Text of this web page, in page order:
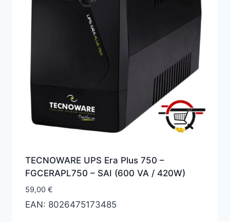
TECNOWARE UPS Era Plus 750 –
‎FGCERAPL750 – SAI (600 VA / 420W)
59,00 €
EAN: 8026475173485